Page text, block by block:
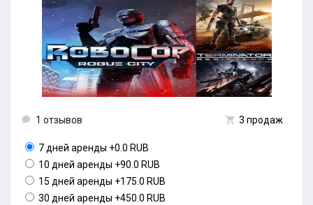
1 отзывов 3 продаж
7 дней аренды +0.0 RUB
10 дней аренды +90.0 RUB
15 дней аренды +175.0 RUB
30 дней аренды +450.0 RUB